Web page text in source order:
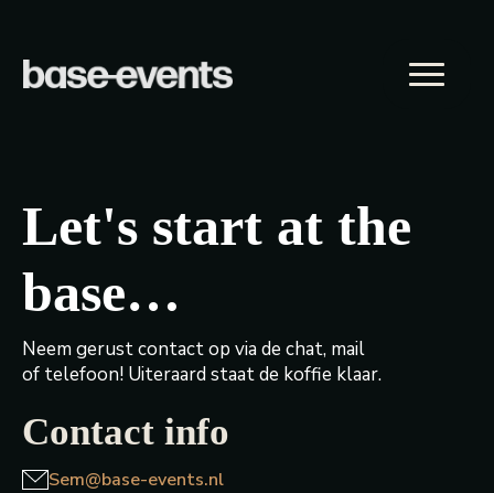
Let's start at the
base…
Neem gerust contact op via de chat, mail
of telefoon! Uiteraard staat de koffie klaar.
Contact info
Sem@base-events.nl